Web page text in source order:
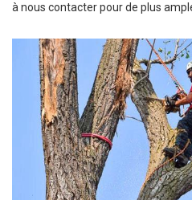
à nous contacter pour de plus